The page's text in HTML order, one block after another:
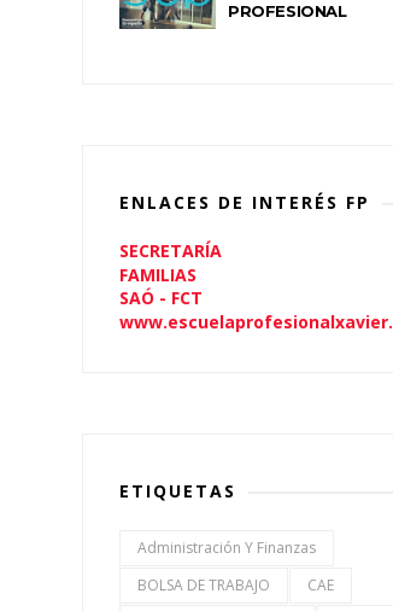
PROFESIONAL
ENLACES DE INTERÉS FP
SECRETARÍA
FAMILIAS
SAÓ - FCT
ETIQUETAS
Administración Y Finanzas
BOLSA DE TRABAJO
CAE